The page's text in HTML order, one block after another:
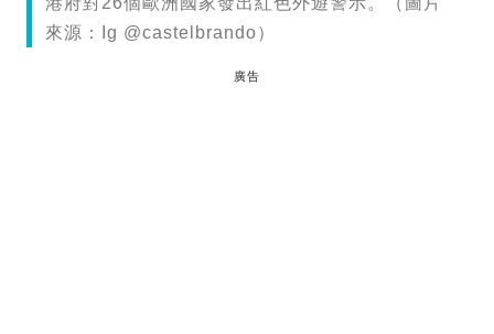
來源：Ig @castelbrando）
廣告